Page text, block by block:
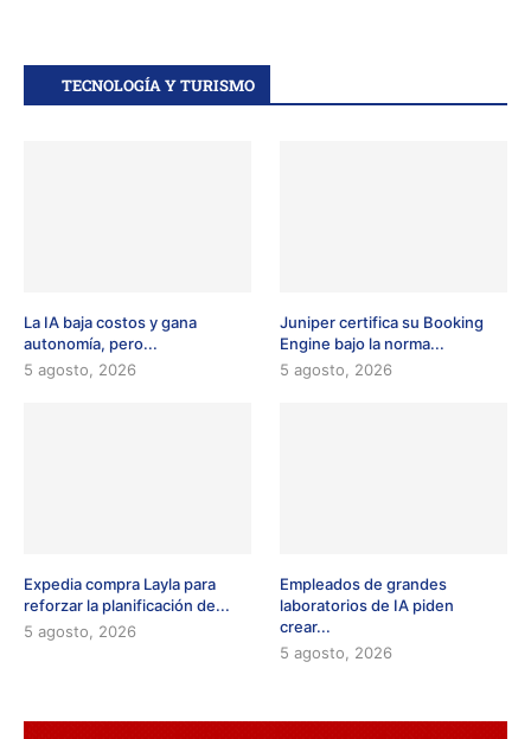
TECNOLOGÍA Y TURISMO
La IA baja costos y gana
autonomía, pero...
5 agosto, 2026
Juniper certifica su Booking
Engine bajo la norma...
5 agosto, 2026
Expedia compra Layla para
reforzar la planificación de...
5 agosto, 2026
Empleados de grandes
laboratorios de IA piden
crear...
5 agosto, 2026